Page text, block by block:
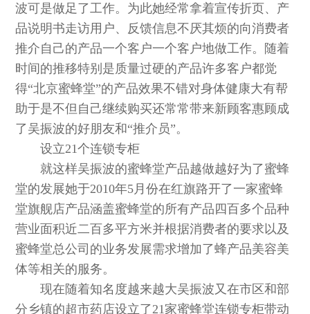
波可是做足了工作。为此她经常拿着宣传折页、产
品说明书走访用户、反馈信息不厌其烦的向消费者
推介自己的产品一个客户一个客户地做工作。随着
时间的推移特别是质量过硬的产品许多客户都觉
得“北京蜜蜂堂”的产品效果不错对身体健康大有帮
助于是不但自己继续购买还常常带来新顾客惠顾成
了吴振波的好朋友和“推介员”。
设立21个连锁专柜
就这样吴振波的蜜蜂堂产品越做越好为了蜜蜂
堂的发展她于2010年5月份在红旗路开了一家蜜蜂
堂旗舰店产品涵盖蜜蜂堂的所有产品四百多个品种
营业面积近二百多平方米并根据消费者的要求以及
蜜蜂堂总公司的业务发展需求增加了蜂产品美容美
体等相关的服务。
现在随着知名度越来越大吴振波又在市区和部
分乡镇的超市药店设立了21家蜜蜂堂连锁专柜带动